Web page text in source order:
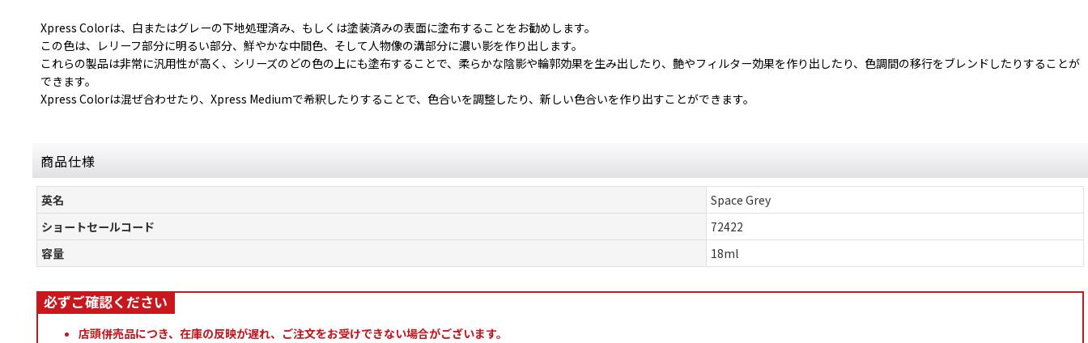
Xpress Colorは、白またはグレーの下地処理済み、もしくは塗装済みの表面に塗布することをお勧めします。
この色は、レリーフ部分に明るい部分、鮮やかな中間色、そして人物像の溝部分に濃い影を作り出します。
これらの製品は非常に汎用性が高く、シリーズのどの色の上にも塗布することで、柔らかな陰影や輪郭効果を生み出したり、艶やフィルター効果を作り出したり、色調間の移行をブレンドしたりすることが
できます。
Xpress Colorは混ぜ合わせたり、Xpress Mediumで希釈したりすることで、色合いを調整したり、新しい色合いを作り出すことができます。
商品仕様
英名
Space Grey
ショートセールコード
72422
容量
18ml
店頭併売品につき、在庫の反映が遅れ、ご注文をお受けできない場合がございます。